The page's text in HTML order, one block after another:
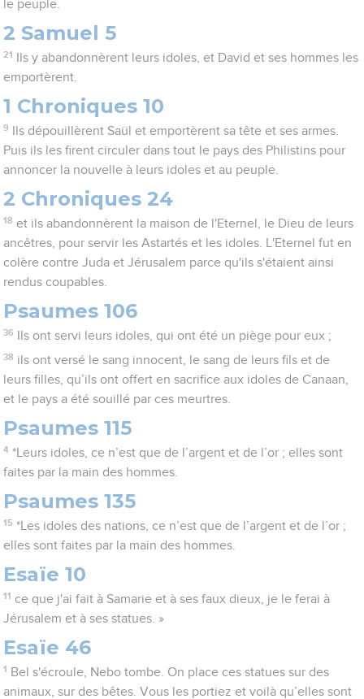
le peuple.
2 Samuel 5
21
Ils y abandonnèrent leurs idoles, et David et ses hommes les
emportèrent.
1 Chroniques 10
9
Ils dépouillèrent Saül et emportèrent sa tête et ses armes.
Puis ils les firent circuler dans tout le pays des Philistins pour
annoncer la nouvelle à leurs idoles et au peuple.
2 Chroniques 24
18 et ils abandonnèrent la maison de l'Eternel, le Dieu de leurs
ancêtres, pour servir les Astartés et les idoles. L'Eternel fut en
colère contre Juda et Jérusalem parce qu'ils s'étaient ainsi
rendus coupables.
Psaumes 106
36 Ils ont servi leurs idoles, qui ont été un piège pour eux ;
38 ils ont versé le sang innocent, le sang de leurs fils et de
leurs filles, qu’ils ont offert en sacrifice aux idoles de Canaan,
et le pays a été souillé par ces meurtres.
Psaumes 115
4 *Leurs idoles, ce n’est que de l’argent et de l’or ; elles sont
faites par la main des hommes.
Psaumes 135
15 *Les idoles des nations, ce n’est que de l’argent et de l’or ;
elles sont faites par la main des hommes.
Esaïe 10
11 ce que j'ai fait à Samarie et à ses faux dieux, je le ferai à
Jérusalem et à ses statues. »
Esaïe 46
1 Bel s'écroule, Nebo tombe. On place ces statues sur des
animaux, sur des bêtes. Vous les portiez et voilà qu’elles sont